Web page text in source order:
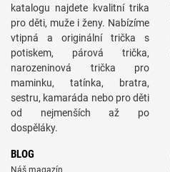
katalogu najdete kvalitní trika
pro děti, muže i ženy. Nabízíme
vtipná a originální trička s
potiskem, párová trička,
narozeninová trička pro
maminku, tatínka, bratra,
sestru, kamaráda nebo pro děti
od nejmenších až po
dospěláky.
BLOG
Náš magazín